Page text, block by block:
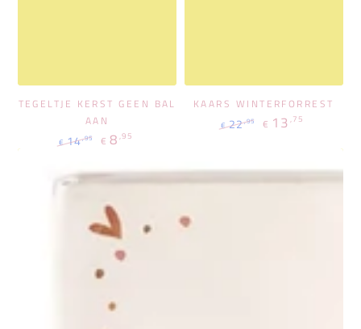
TEGELTJE KERST GEEN BAL
AAN
€ 14,95 € 8,95
KAARS WINTERFORREST
€ 22,95 € 13,75